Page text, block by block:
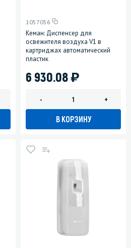
1057056
Кеман: Диспенсер для
освежителя воздуха V1 в
картриджах автоматический
пластик
6 930.08)
- +
В КОРЗИНУ